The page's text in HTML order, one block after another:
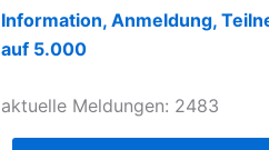
Information, Anmeldung,
auf 5.000
aktuelle Meldungen: 2483